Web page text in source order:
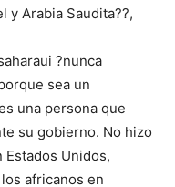
y Arabia Saudita??,
?nunca
sea un
una persona que
su gobierno. No hizo
Unidos,
africanos en